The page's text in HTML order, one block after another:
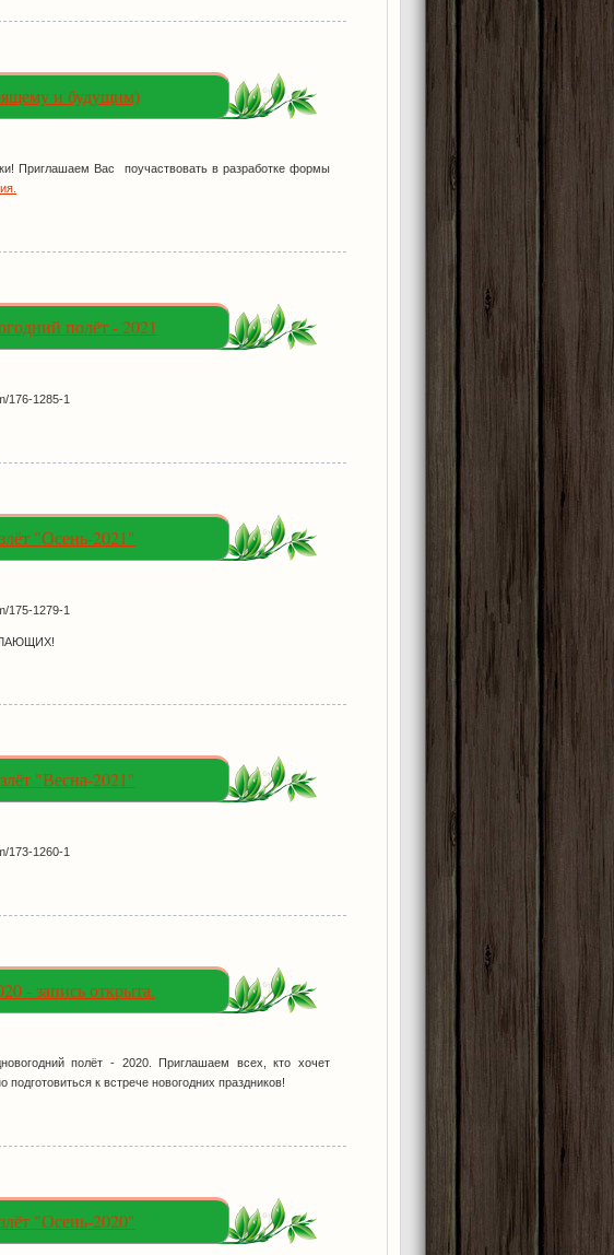
и будущим)
Приглашаем Вас поучаствовать в разработке формы
полёт - 2021
176-1285-1
"Осень-2021"
175-1279-1
"Весна-2021"
173-1260-1
- запись открыта.
полёт - 2020. Приглашаем всех, кто хочет
подготовиться к встрече новогодних праздников!
"Осень-2020"